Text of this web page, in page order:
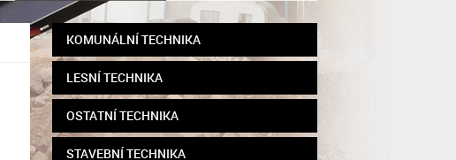
KOMUNÁLNÍ TECHNIKA
LESNÍ TECHNIKA
OSTATNÍ TECHNIKA
STAVEBNÍ TECHNIKA